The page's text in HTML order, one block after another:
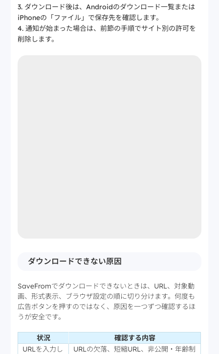
ダウンロード後は、Androidのダウンロード一覧または
iPhoneの「ファイル」で保存先を確認します。
通知が始まった場合は、前節の手順でサイト別の許可を
削除します。
ダウンロードできない原因
SaveFromでダウンロードできないときは、URL、対象動
画、形式表示、ブラウザ設定の順に切り分けます。何度も
広告ボタンを押すのではなく、原因を一つずつ確認するほ
うが安全です。
状況
確認する内容
URLを入力し
URLの欠落、短縮URL、非公開・年齢制